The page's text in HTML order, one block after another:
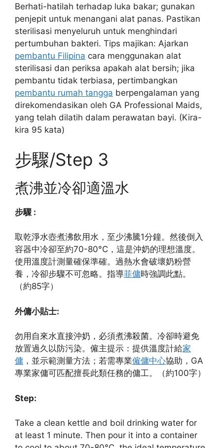
Berhati-hatilah terhadap luka bakar; gunakan
penjepit untuk menangani alat panas. Pastikan
sterilisasi menyeluruh untuk menghindari
pertumbuhan bakteri. Tips majikan: Ajarkan
pembantu Filipina cara menggunakan alat
sterilisasi dan periksa apakah alat bersih; jika
pembantu tidak terbiasa, pertimbangkan
pembantu rumah tangga berpengalaman yang
direkomendasikan oleh GA Professional Maids,
yang telah dilatih dalam perawatan bayi. (Kira-
kira 95 kata)
步驟/Step 3
煮沸並冷卻適溫水
步驟 :
取乾淨水壺煮沸飲用水，至少沸騰1分鐘。然後倒入
容器中冷卻至約70-80°C，這是沖奶的理想溫度。
使用溫度計測量確保準確。過熱水會破壞奶粉營
養，冷卻步驟不可忽略。指導菲傭時強調此點。
（約85字）
外傭小貼士:
勿用自來水直接沖奶，必須煮沸殺菌。冷卻時避免
放置過久以防污染。僱主提示：提供溫度計給家
傭 ，並示範測量方法；若需專業僱傭中心協助，GA
專業家傭可匹配擅長此類任務的傭工。（約100字）
Step:
Take a clean kettle and boil drinking water for
at least 1 minute. Then pour it into a container